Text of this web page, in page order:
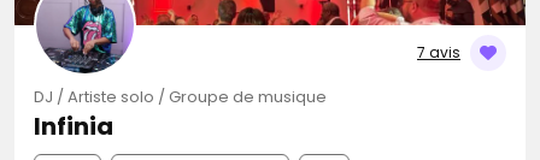
7 avis
DJ / Artiste solo / Groupe de musique
Infinia